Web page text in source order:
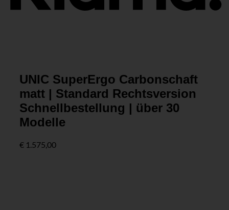
UNIC SuperErgo Carbonschaft
matt | Standard Rechtsversion
Schnellbestellung | über 30
Modelle
€ 1.575,00